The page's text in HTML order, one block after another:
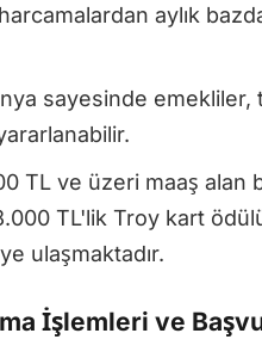
aylık
sayesinde emekliler,
TL ve üzeri maaş alan
TL'lik Troy kart
ulaşmaktadır.
İşlemleri ve